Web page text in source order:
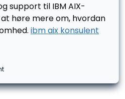
support til IBM AIX-
høre mere om, hvordan
ibm aix konsulent